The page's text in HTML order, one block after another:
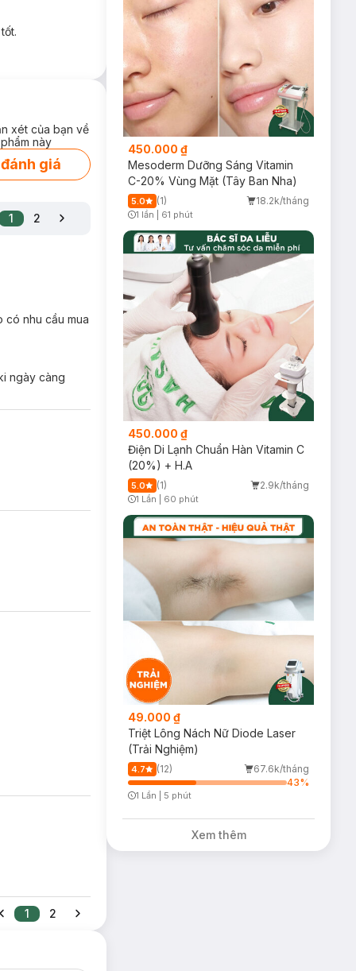
xét của bạn về
này
giá
1 2
có nhu cầu mua
ngày càng
1 2
450.000 ₫
Mesoderm Dưỡng Sáng Vitamin
C-20% Vùng Mặt (Tây Ban Nha)
5.0 (1) 18.2k/tháng
1 lần 61 phút
450.000 ₫
Điện Di Lạnh Chuẩn Hàn Vitamin C
(20%) + H.A
5.0 (1) 2.9k/tháng
Timer Gray Icon
1 Lần 60 phút
49.000 ₫
Triệt Lông Nách Nữ Diode Laser
(Trải Nghiệm)
4.7 (12)
67.6k/tháng
43%
1 Lần 5 phút
Xem thêm